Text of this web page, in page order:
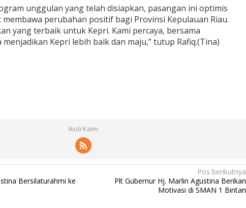
unggulan yang telah disiapkan, pasangan ini optimis
perubahan positif bagi Provinsi Kepulauan Riau.
yang terbaik untuk Kepri. Kami percaya, bersama
Kepri lebih baik dan maju,” tutup Rafiq.(Tina)
Ikuti Kami
Bersilaturahmi ke
Pos berikutnya
Plt Gubernur Hj. Marlin Agustina Berikan
Motivasi di SMAN 1 Bintan